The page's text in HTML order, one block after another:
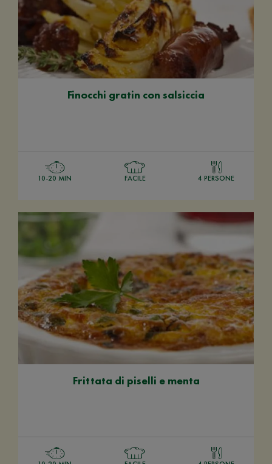
Finocchi gratin con salsiccia
10-20 MIN FACILE 4 PERSONE
Frittata di piselli e menta